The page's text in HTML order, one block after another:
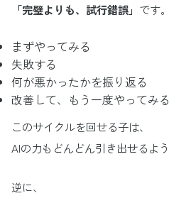
「完璧よりも、試行錯誤」 です。
まずやってみる
失敗する
何が悪かったかを振り返る
改善して、もう一度やってみる
このサイクルを回せる子は、
AIの力もどんどん引き出せるよう
逆に、